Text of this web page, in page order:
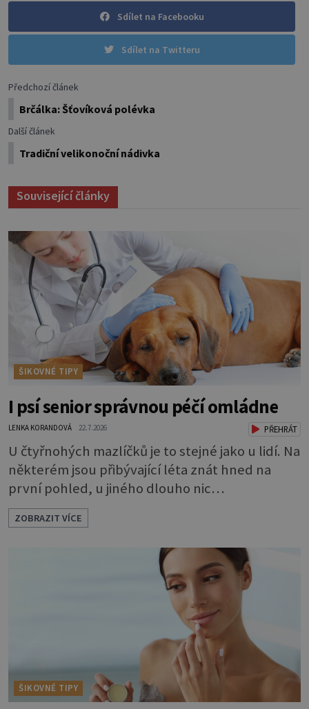
Sdílet na Facebooku
Sdílet na Twitteru
Předchozí článek
Brčálka: Šťovíková polévka
Další článek
Tradiční velikonoční nádivka
Související články
ŠIKOVNÉ TIPY
I psí senior správnou péčí omládne
LENKA KORANDOVÁ 22.7.2026 PŘEHRÁT
U čtyřnohých mazlíčků je to stejné jako u lidí. Na
některém jsou přibývající léta znát hned na
první pohled, u jiného dlouho nic
nezaznamenáte. Přesto byste si měli staršího
psa více všímat, aby vám neunikly důležité
signály, že něco není v pořádku. Včasná péče
mu může prodloužit i zkvalitnit život. Hůře
mohou mít v nepořádku zažívání.
ZOBRAZIT VÍCE
ŠIKOVNÉ TIPY